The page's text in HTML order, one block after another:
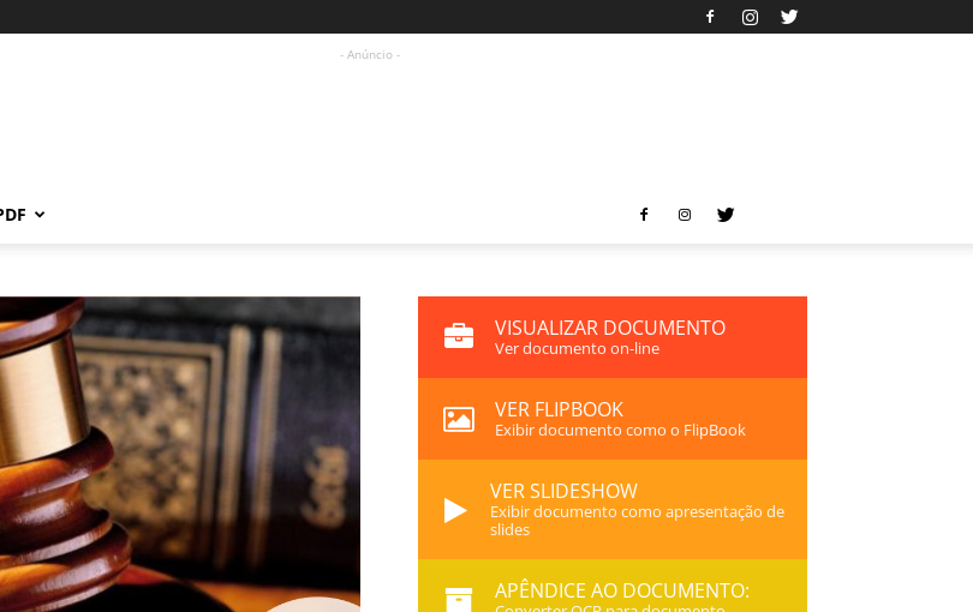
- Anúncio -
VISUALIZAR DOCUMENTO
Ver documento on-line
VER FLIPBOOK
Exibir documento como o FlipBook
VER SLIDESHOW
Exibir documento como apresentação de
slides
APÊNDICE AO DOCUMENTO: